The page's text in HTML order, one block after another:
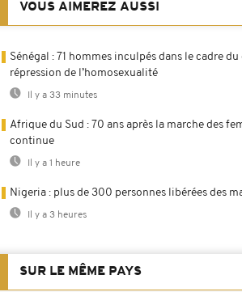
VOUS AIMEREZ AUSSI
Sénégal : 71 hommes inculpés dans le cadre
répression de l’homosexualité
Il y a 33 minutes
Afrique du Sud : 70 ans après la marche des
continue
Il y a 1 heure
Nigeria : plus de 300 personnes libérées des
Il y a 3 heures
SUR LE MÊME PAYS